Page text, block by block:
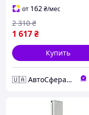
от 162₴/мес
1 617₴
2 310 ₴
Купить
🇺🇦 АвтоСфера 🇺🇦